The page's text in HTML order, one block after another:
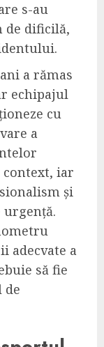
s-au
de dificilă,
a rămas
echipajul
cu
a
context, iar
și
adecvate a
să fie
de